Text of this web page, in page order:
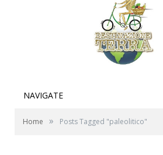
NAVIGATE
Home » Posts Tagged "paleolitico"